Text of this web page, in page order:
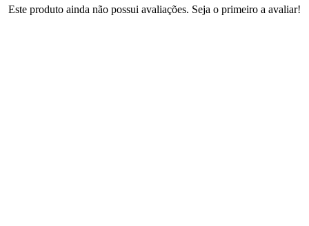
Este produto ainda não possui avaliações. Seja o primeiro a avaliar!